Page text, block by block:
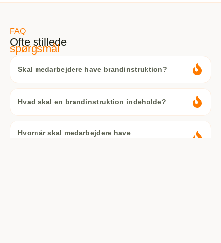
FAQ
Ofte stillede
spørgsmål
Skal medarbejdere have brandinstruktion?
Hvad skal en brandinstruktion indeholde?
Hvornår skal medarbejdere have